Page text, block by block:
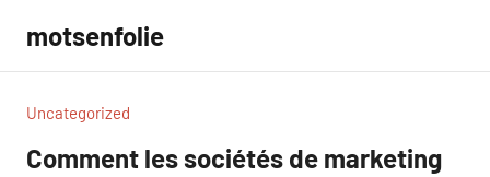
contenu
motsenfolie
Uncategorized
Comment les sociétés de marketing